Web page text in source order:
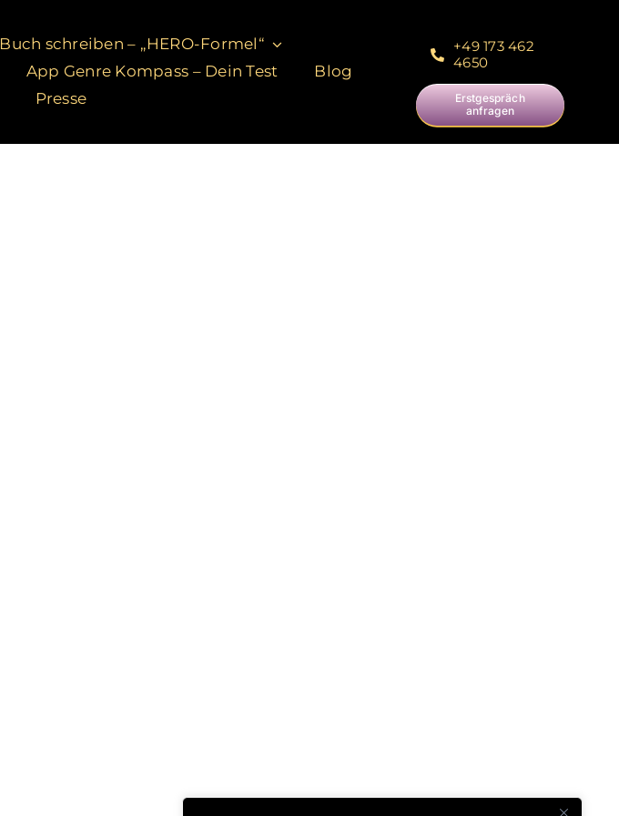
Buch schreiben – „HERO-Formel“
App Genre Kompass – Dein Test
Blog
Presse
+49 173 462
4650
Erstgespräch
anfragen